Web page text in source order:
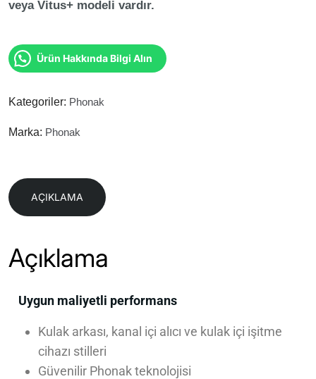
veya Vitus+ modeli vardır.
Ürün Hakkında Bilgi Alın
Kategoriler: Phonak
Marka: Phonak
AÇIKLAMA
Açıklama
Uygun maliyetli performans
Kulak arkası, kanal içi alıcı ve kulak içi işitme
cihazı stilleri
Güvenilir Phonak teknolojisi